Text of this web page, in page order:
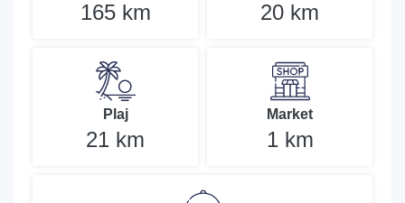
165 km 20 km
Plaj
21 km
Market
1 km